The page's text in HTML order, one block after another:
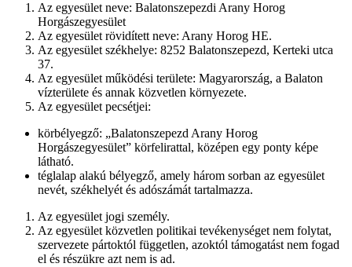
Az egyesület neve: Balatonszepezdi Arany Horog
Horgászegyesület
Az egyesület rövidített neve: Arany Horog HE.
Az egyesület székhelye: 8252 Balatonszepezd, Kerteki utca
37.
Az egyesület működési területe: Magyarország, a Balaton
vízterülete és annak közvetlen környezete.
Az egyesület pecsétjei:
körbélyegző: „Balatonszepezd Arany Horog
Horgászegyesület” körfelirattal, középen egy ponty képe
látható.
téglalap alakú bélyegző, amely három sorban az egyesület
nevét, székhelyét és adószámát tartalmazza.
Az egyesület jogi személy.
Az egyesület közvetlen politikai tevékenységet nem folytat,
szervezete pártoktól független, azoktól támogatást nem fogad
el és részükre azt nem is ad.